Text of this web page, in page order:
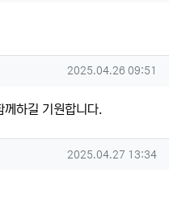
작성일
2025.04.26 09:51
께하길 기원합니다.
작성일
2025.04.27 13:34